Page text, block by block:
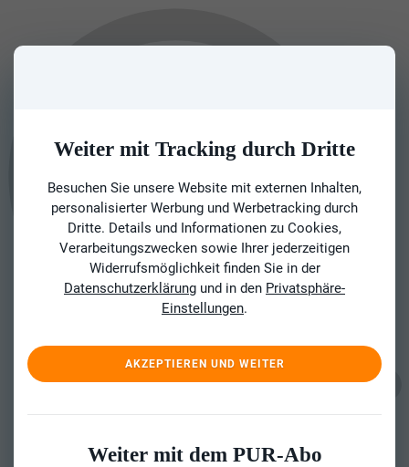
Weiter mit Tracking durch Dritte
Besuchen Sie unsere Website mit externen Inhalten,
personalisierter Werbung und Werbetracking durch
Dritte. Details und Informationen zu Cookies,
Verarbeitungszwecken sowie Ihrer jederzeitigen
Widerrufsmöglichkeit finden Sie in der
Datenschutzerklärung und in den Privatsphäre-
Einstellungen.
AKZEPTIEREN UND WEITER
Weiter mit dem PUR-Abo